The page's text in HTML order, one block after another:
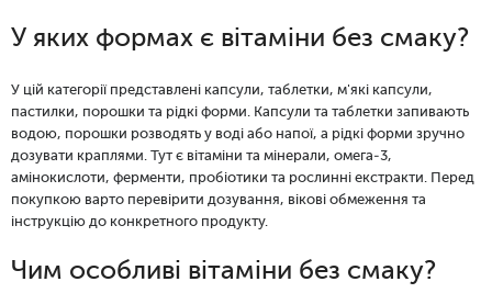
У яких формах є вітаміни без смаку?
У цій категорії представлені капсули, таблетки, м'які капсули,
пастилки, порошки та рідкі форми. Капсули та таблетки запивають
водою, порошки розводять у воді або напої, а рідкі форми зручно
дозувати краплями. Тут є вітаміни та мінерали, омега-3,
амінокислоти, ферменти, пробіотики та рослинні екстракти. Перед
покупкою варто перевірити дозування, вікові обмеження та
інструкцію до конкретного продукту.
Чим особливі вітаміни без смаку?